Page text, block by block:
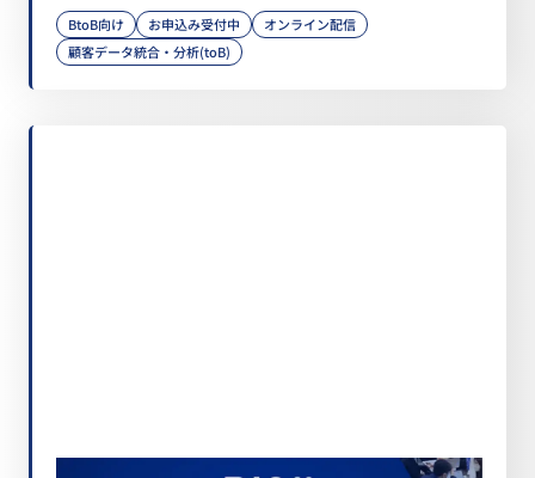
BtoB向け お申込み受付中
オンライン配信
顧客データ統合・分析(toB)